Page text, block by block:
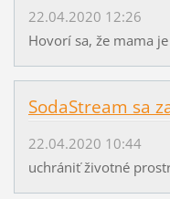
22.04.2020 12:26
Hovorí sa, že mama
SodaStream sa
22.04.2020 10:44
uchrániť životné